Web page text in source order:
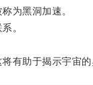
为黑洞加速。
。
助于揭示宇宙的